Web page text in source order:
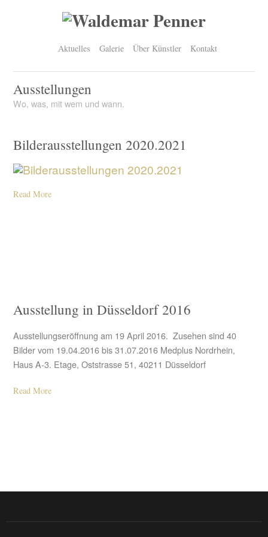
Aktuelles Galerie Über Künstler Kontakt
Ausstellungen
Wo, was, mit wem und wann.
Bilderausstellungen 2020.2021
Read More
Ausstellung in Düsseldorf 2016
Ausstellungseröffnung am 19 April 2016. Zusehen sind 40
Bilder vom 19.04.2016 bis 31.07.2016 Medplus Nordrhein,
Haus A-3. Etage, Oststrasse 51, 40211 Düsseldorf
Read More